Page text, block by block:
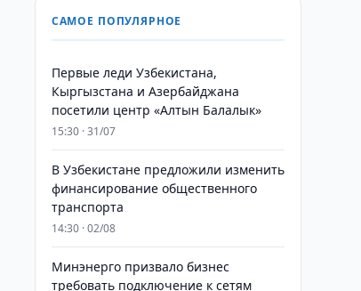
САМОЕ ПОПУЛЯРНОЕ
Первые леди Узбекистана,
Кыргызстана и Азербайджана
посетили центр «Алтын Балалык»
15:30 · 31/07
В Узбекистане предложили изменить
финансирование общественного
транспорта
14:30 · 02/08
Минэнерго призвало бизнес
требовать подключение к сетям